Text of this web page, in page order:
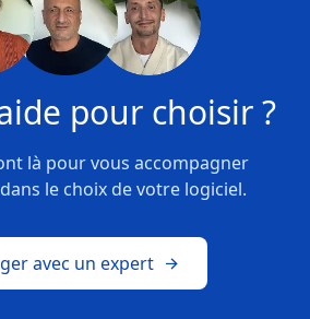
pour choisir ?
là pour vous accompagner
le choix de votre logiciel.
avec un expert